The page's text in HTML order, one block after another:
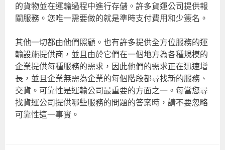
的貨物並在運輸過程中進行存儲。許多貨運公司提供報
關服務。您唯一需要做的就是準時支付費用和少簽名。
其他一切都由他們照顧。也有許多提供全方位服務的運
輸設施提供商，並且由於它們在一個地方為各種規模的
企業提供每種服務的需求，因此他們的需求正在迅速增
長，並且企業無需為企業的每個階段都尋找新的服務、
交貨。可靠性是運輸公司最重要的方面之一。每當您尋
找貨運公司提供哪些服務的問題的答案時，請不要忽略
可靠性這一事實。